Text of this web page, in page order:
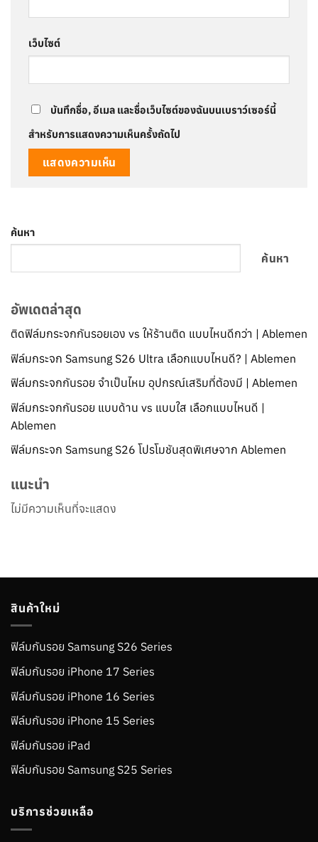
ค้นหา
ค้นหา
อัพเดตล่าสุด
ติดฟิล์มกระจกกันรอยเอง vs ให้ร้านติด แบบไหนดีกว่า | Ablemen
ฟิล์มกระจก Samsung S26 Ultra เลือกแบบไหนดี? | Ablemen
ฟิล์มกระจกกันรอย จำเป็นไหม อุปกรณ์เสริมที่ต้องมี | Ablemen
ฟิล์มกระจกกันรอย แบบด้าน vs แบบใส เลือกแบบไหนดี |
Ablemen
ฟิล์มกระจก Samsung S26 โปรโมชันสุดพิเศษจาก Ablemen
แนะนำ
ไม่มีความเห็นที่จะแสดง
เว็บไซต์
บันทึกชื่อ, อีเมล และชื่อเว็บไซต์ของฉันบนเบราว์เซอร์นี้
สำหรับการแสดงความเห็นครั้งถัดไป
สินค้าใหม่
ฟิล์มกันรอย Samsung S26 Series
ฟิล์มกันรอย iPhone 17 Series
ฟิล์มกันรอย iPhone 16 Series
ฟิล์มกันรอย iPhone 15 Series
ฟิล์มกันรอย iPad
ฟิล์มกันรอย Samsung S25 Series
บริการช่วยเหลือ